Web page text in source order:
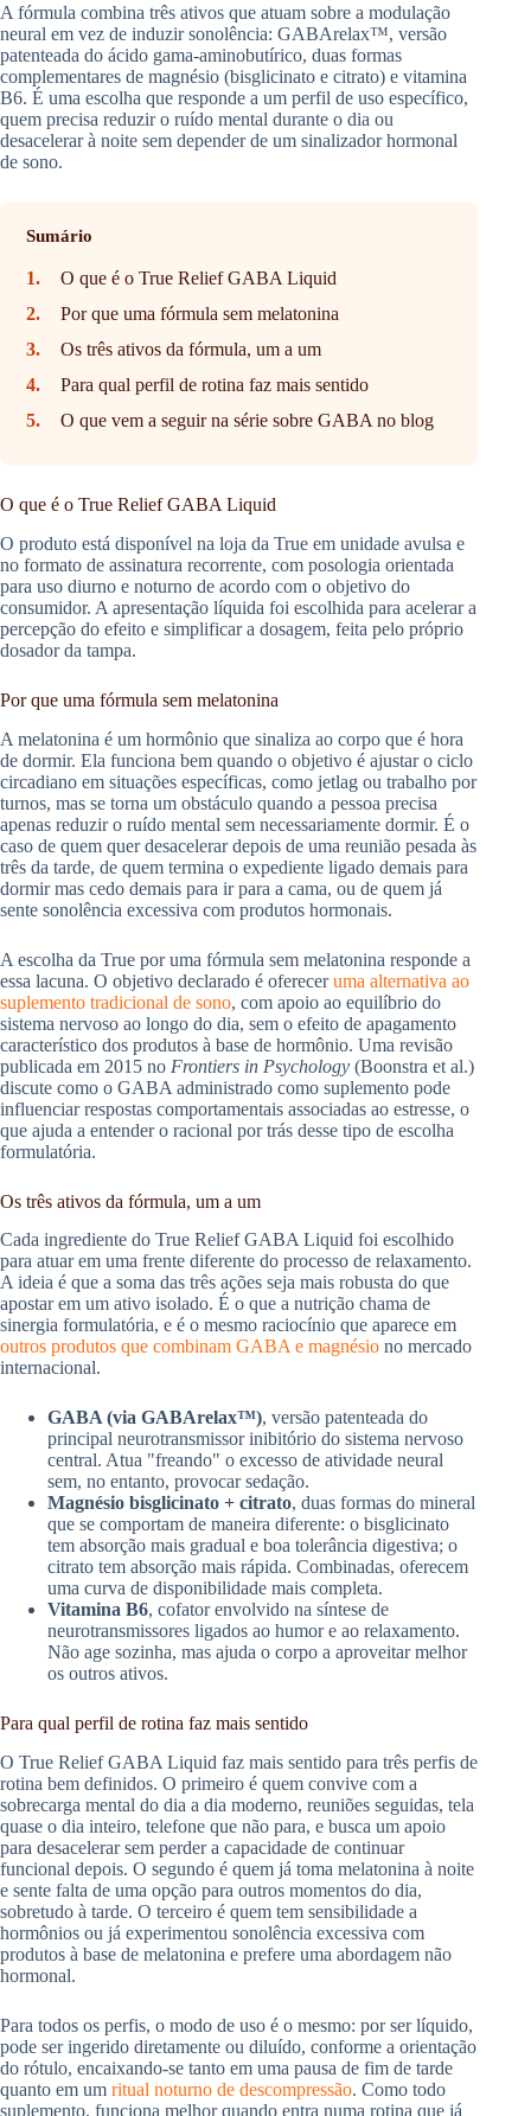
A fórmula combina três ativos que atuam sobre a modulação
neural em vez de induzir sonolência: GABArelax™, versão
patenteada do ácido gama-aminobutírico, duas formas
complementares de magnésio (bisglicinato e citrato) e vitamina
B6. É uma escolha que responde a um perfil de uso específico,
quem precisa reduzir o ruído mental durante o dia ou
desacelerar à noite sem depender de um sinalizador hormonal
de sono.
Sumário
O que é o True Relief GABA Liquid
Por que uma fórmula sem melatonina
Os três ativos da fórmula, um a um
Para qual perfil de rotina faz mais sentido
O que vem a seguir na série sobre GABA no blog
O que é o True Relief GABA Liquid
O produto está disponível na loja da True em unidade avulsa e
no formato de assinatura recorrente, com posologia orientada
para uso diurno e noturno de acordo com o objetivo do
consumidor. A apresentação líquida foi escolhida para acelerar a
percepção do efeito e simplificar a dosagem, feita pelo próprio
dosador da tampa.
Por que uma fórmula sem melatonina
A melatonina é um hormônio que sinaliza ao corpo que é hora
de dormir. Ela funciona bem quando o objetivo é ajustar o ciclo
circadiano em situações específicas, como jetlag ou trabalho por
turnos, mas se torna um obstáculo quando a pessoa precisa
apenas reduzir o ruído mental sem necessariamente dormir. É o
caso de quem quer desacelerar depois de uma reunião pesada às
três da tarde, de quem termina o expediente ligado demais para
dormir mas cedo demais para ir para a cama, ou de quem já
sente sonolência excessiva com produtos hormonais.
A escolha da True por uma fórmula sem melatonina responde a
essa lacuna. O objetivo declarado é ofereceruma alternativa ao
suplemento tradicional de sono, com apoio ao equilíbrio do
sistema nervoso ao longo do dia, sem o efeito de apagamento
característico dos produtos à base de hormônio. Uma revisão
publicada em 2015 no Frontiers in Psychology (Boonstra et al.)
discute como o GABA administrado como suplemento pode
influenciar respostas comportamentais associadas ao estresse, o
que ajuda a entender o racional por trás desse tipo de escolha
formulatória.
Os três ativos da fórmula, um a um
Cada ingrediente do True Relief GABA Liquid foi escolhido
para atuar em uma frente diferente do processo de relaxamento.
A ideia é que a soma das três ações seja mais robusta do que
apostar em um ativo isolado. É o que a nutrição chama de
sinergia formulatória, e é o mesmo raciocínio que aparece em
outros produtos que combinam GABA e magnésio no mercado
internacional.
GABA (via GABArelax™), versão patenteada do
principal neurotransmissor inibitório do sistema nervoso
central. Atua "freando" o excesso de atividade neural
sem, no entanto, provocar sedação.
Magnésio bisglicinato + citrato, duas formas do mineral
que se comportam de maneira diferente: o bisglicinato
tem absorção mais gradual e boa tolerância digestiva; o
citrato tem absorção mais rápida. Combinadas, oferecem
uma curva de disponibilidade mais completa.
Vitamina B6, cofator envolvido na síntese de
neurotransmissores ligados ao humor e ao relaxamento.
Não age sozinha, mas ajuda o corpo a aproveitar melhor
os outros ativos.
Para qual perfil de rotina faz mais sentido
O True Relief GABA Liquid faz mais sentido para três perfis de
rotina bem definidos. O primeiro é quem convive com a
sobrecarga mental do dia a dia moderno, reuniões seguidas, tela
quase o dia inteiro, telefone que não para, e busca um apoio
para desacelerar sem perder a capacidade de continuar
funcional depois. O segundo é quem já toma melatonina à noite
e sente falta de uma opção para outros momentos do dia,
sobretudo à tarde. O terceiro é quem tem sensibilidade a
hormônios ou já experimentou sonolência excessiva com
produtos à base de melatonina e prefere uma abordagem não
hormonal.
Para todos os perfis, o modo de uso é o mesmo: por ser líquido,
pode ser ingerido diretamente ou diluído, conforme a orientação
do rótulo, encaixando-se tanto em uma pausa de fim de tarde
quanto em um ritual noturno de descompressão. Como todo
suplemento, funciona melhor quando entra numa rotina que já